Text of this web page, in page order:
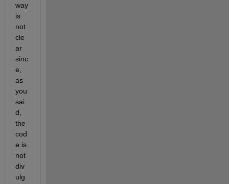
way
is
not
cle
ar
sinc
e,
as
you
sai
d,
the
cod
e is
not
div
ulg